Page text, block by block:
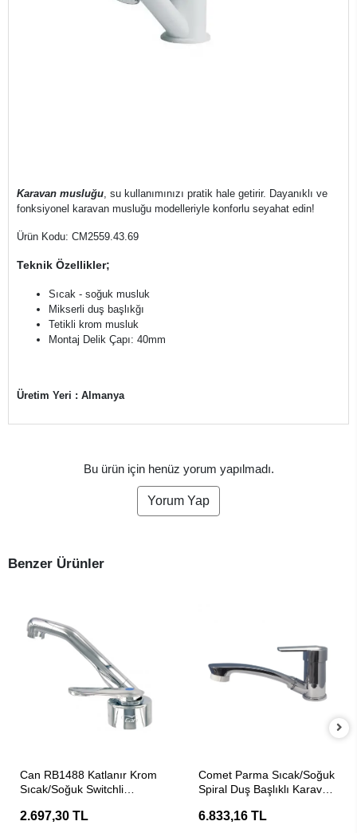
Karavan musluğu, su kullanımınızı pratik hale getirir. Dayanıklı ve
fonksiyonel karavan musluğu modelleriyle konforlu seyahat edin!
Ürün Kodu: CM2559.43.69
Teknik Özellikler;
Sıcak - soğuk musluk
Mikserli duş başlıkğı
Tetikli krom musluk
Montaj Delik Çapı: 40mm
Üretim Yeri : Almanya
Bu ürün için henüz yorum yapılmadı.
Yorum Yap
Benzer Ürünler
Can RB1488 Katlanır Krom
Sıcak/Soğuk Switchli
2.697,30 TL
Comet Parma Sıcak/Soğuk
Spiral Duş Başlıklı Karavan
6.833,16 TL